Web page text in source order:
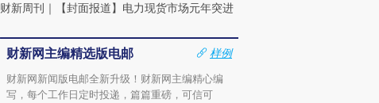
财新周刊 ｜ 【封面报道】电力现货市场元年突进
财新网主编精选版电邮
样例
财新网新闻版电邮全新升级！财新网主编精心编
写，每个工作日定时投递，篇篇重磅，可信可